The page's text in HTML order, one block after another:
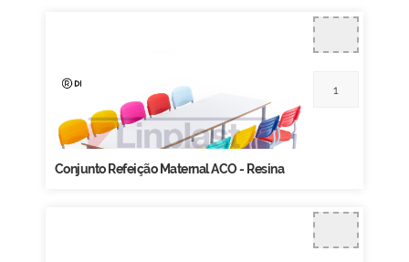
Conjunto Refeição Maternal ACO - Resina